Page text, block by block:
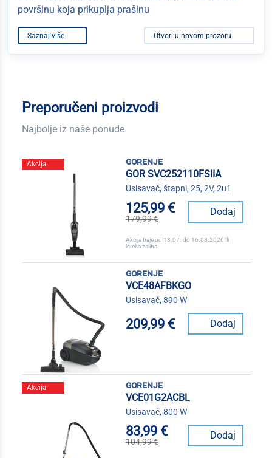
površinu koja prikuplja prašinu
Saznaj više Otvori u novom prozoru
Preporučeni proizvodi
Najbolje iz naše ponude
Akcija
gorenje
GOR SVC252110FSIIA
Usisavač, štapni, 25, 2V, 2u1
125,99 €
179,99 €
Dodaj
Akcija traje od 13.07. do 16.08.2026 ili
isteka zaliha
gorenje
VCE48AFBKGO
Usisavač, 890 W
209,99 € Dodaj
Akcija
gorenje
VCE01G2ACBL
Usisavač, 800 W
83,99 €
104,99 €
Dodaj